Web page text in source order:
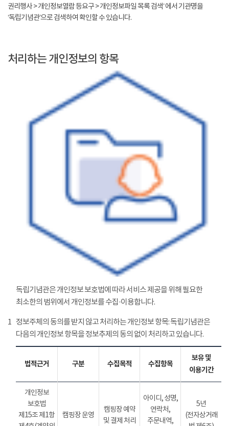
권리행사 > 개인정보열람 등요구 > 개인정보파일 목록 검색’ 에서 기관명을
‘독립기념관’으로 검색하여 확인할 수 있습니다.
처리하는 개인정보의 항목
독립기념관은 개인정보 보호법에 따라 서비스 제공을 위해 필요한
최소한의 범위에서 개인정보를 수집·이용합니다.
1 정보주체의 동의를 받지 않고 처리하는 개인정보 항목: 독립기념관은
다음의 개인정보 항목을 정보추제의 동의 없이 처리하고 있습니다.
법적근거 구분 수집목적 수집항목
보유 및
이용기간
개인정보
보호법
제15조 제1항
캠핑장 운영
캠핑장 예약
및 결제 처리
아이디, 성명,
연락처,
주문내역,
5년
(전자상거래